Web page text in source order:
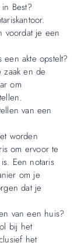
Best?
voordat je een
akte opstelt?
zaak en de
om
van een
worden
om ervoor te
Een notaris
om je
dat je
van een huis?
bij het
het